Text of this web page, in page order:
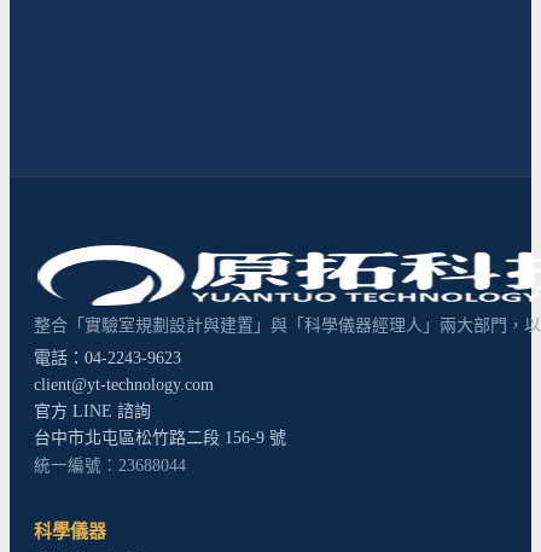
整合「實驗室規劃設計與建置」與「科學儀器經理人」兩大部門，
電話：04-2243-9623
client@yt-technology.com
官方 LINE 諮詢
台中市北屯區松竹路二段 156-9 號
統一編號：23688044
科學儀器